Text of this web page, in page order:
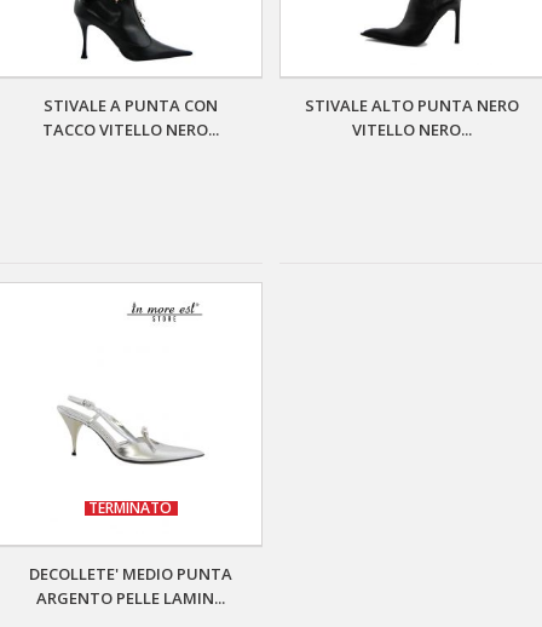
STIVALE A PUNTA CON
TACCO VITELLO NERO...
STIVALE ALTO PUNTA NERO
VITELLO NERO...
TERMINATO
DECOLLETE' MEDIO PUNTA
ARGENTO PELLE LAMIN...